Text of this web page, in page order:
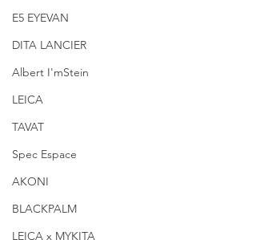
E5 EYEVAN
DITA LANCIER
Albert I'mStein
LEICA
TAVAT
Spec Espace
AKONI
BLACKPALM
LEICA x MYKITA